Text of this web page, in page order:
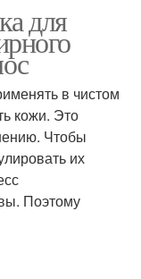
из базилика
от желтизны
для
в чистом
кожи. Это
Чтобы
их
Поэтому